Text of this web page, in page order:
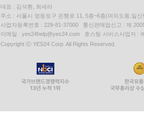
대표 : 김석환, 최세라
주소 : 서울시 영등포구 은행로 11, 5층~6층(여의도동,일신
사업자등록번호 : 229-81-37000 통신판매업신고 : 제
이메일 : yes24help@yes24.com 호스팅 서비스사업자 :
Copyright ⓒ YES24 Corp. All Rights Reserved.